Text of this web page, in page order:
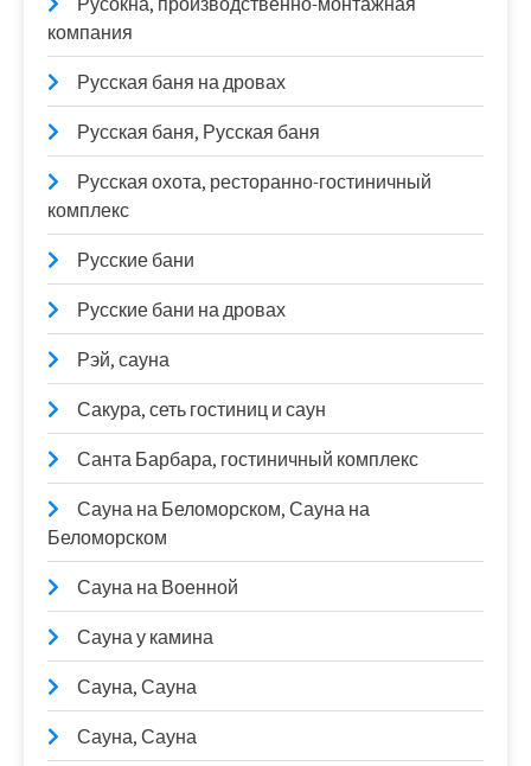
компания
Русская баня на дровах
Русская баня, Русская баня
Русская охота, ресторанно-гостиничный
комплекс
Русские бани
Русские бани на дровах
Рэй, сауна
Сакура, сеть гостиниц и саун
Санта Барбара, гостиничный комплекс
Сауна на Беломорском, Сауна на
Беломорском
Сауна на Военной
Сауна у камина
Сауна, Сауна
Сауна, Сауна